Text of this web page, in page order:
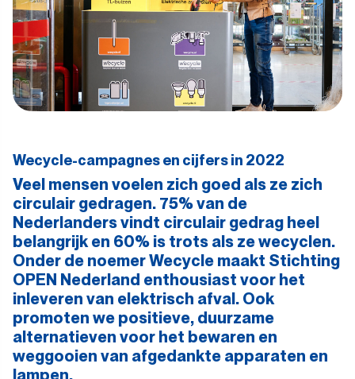
Wecycle-campagnes en cijfers in 2022
Veel mensen voelen zich goed als ze zich
circulair gedragen. 75% van de
Nederlanders vindt circulair gedrag heel
belangrijk en 60% is trots als ze wecyclen.
Onder de noemer Wecycle maakt Stichting
OPEN Nederland enthousiast voor het
inleveren van elektrisch afval. Ook
promoten we positieve, duurzame
alternatieven voor het bewaren en
weggooien van afgedankte apparaten en
lampen.